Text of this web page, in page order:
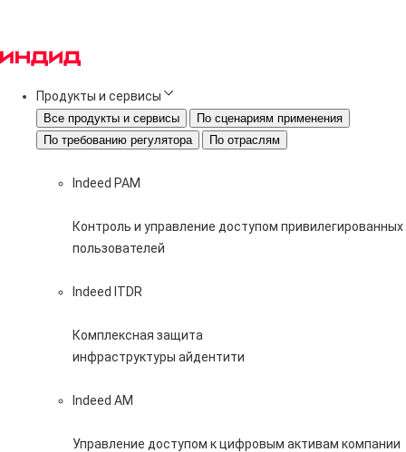
Продукты и сервисы
Все продукты и сервисы
По сценариям применения
По требованию регулятора
По отраслям
Indeed PAM
Контроль и управление доступом привилегированных
пользователей
Indeed ITDR
Комплексная защита
инфраструктуры айдентити
Indeed AM
Управление доступом к цифровым активам компании